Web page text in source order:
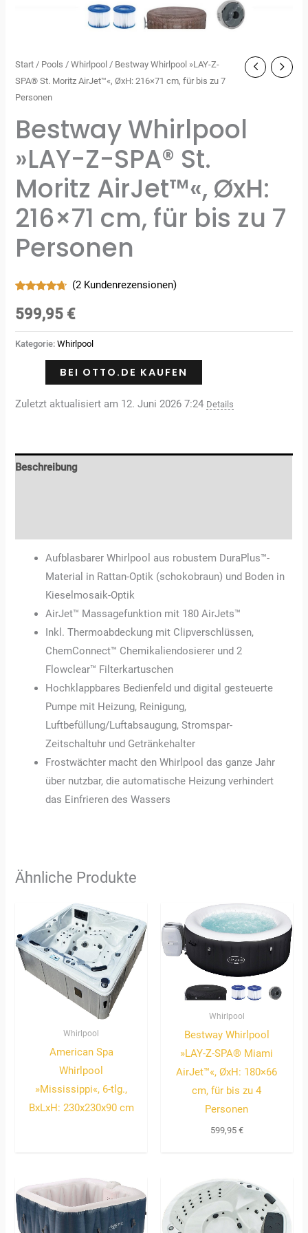
Start / Pools /Whirlpool / Bestway Whirlpool »LAY-Z-
SPA® St. Moritz AirJet™«, ØxH: 216×71 cm, für bis zu 7
Personen
Bestway Whirlpool
»LAY-Z-SPA® St.
Moritz AirJet™«, ØxH:
216×71 cm, für bis zu 7
Personen
mit4.50
von 5,
basierend
auf
Kundenbewertungen
(2 Kundenrezensionen)
599,95 €
Kategorie:Whirlpool
BEI OTTO.DE KAUFEN
Zuletzt aktualisiert am 12. Juni 2026 7:24 Details
Beschreibung
Aufblasbarer Whirlpool aus robustem DuraPlus™-
Material in Rattan-Optik (schokobraun) und Boden in
Kieselmosaik-Optik
AirJet™ Massagefunktion mit 180 AirJets™
Inkl. Thermoabdeckung mit Clipverschlüssen,
ChemConnect™ Chemikaliendosierer und 2
Flowclear™ Filterkartuschen
Hochklappbares Bedienfeld und digital gesteuerte
Pumpe mit Heizung, Reinigung,
Luftbefüllung/Luftabsaugung, Stromspar-
Zeitschaltuhr und Getränkehalter
Frostwächter macht den Whirlpool das ganze Jahr
über nutzbar, die automatische Heizung verhindert
das Einfrieren des Wassers
Ähnliche Produkte
Whirlpool
American Spa
Whirlpool
»Mississippi«, 6-tlg.,
BxLxH: 230x230x90 cm
Whirlpool
Bestway Whirlpool
»LAY-Z-SPA® Miami
AirJet™«, ØxH: 180×66
cm, für bis zu 4
Personen
599,95 €